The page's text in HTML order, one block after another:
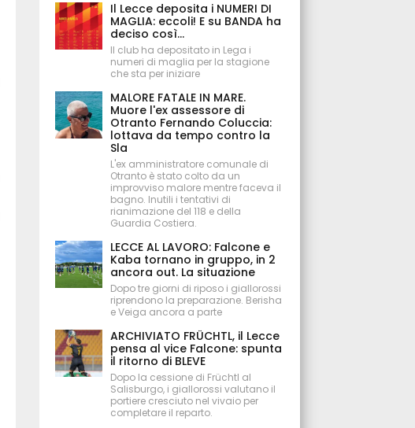
Il Lecce deposita i NUMERI DI
MAGLIA: eccoli! E su BANDA ha
deciso così...
Il club ha depositato in Lega i
numeri di maglia per la stagione
che sta per iniziare
MALORE FATALE IN MARE.
Muore l'ex assessore di
Otranto Fernando Coluccia:
lottava da tempo contro la
Sla
L'ex amministratore comunale di
Otranto è stato colto da un
improvviso malore mentre faceva il
bagno. Inutili i tentativi di
rianimazione del 118 e della
Guardia Costiera.
LECCE AL LAVORO: Falcone e
Kaba tornano in gruppo, in 2
ancora out. La situazione
Dopo tre giorni di riposo i giallorossi
riprendono la preparazione. Berisha
e Veiga ancora a parte
ARCHIVIATO FRÜCHTL, il Lecce
pensa al vice Falcone: spunta
il ritorno di BLEVE
Dopo la cessione di Früchtl al
Salisburgo, i giallorossi valutano il
portiere cresciuto nel vivaio per
completare il reparto.